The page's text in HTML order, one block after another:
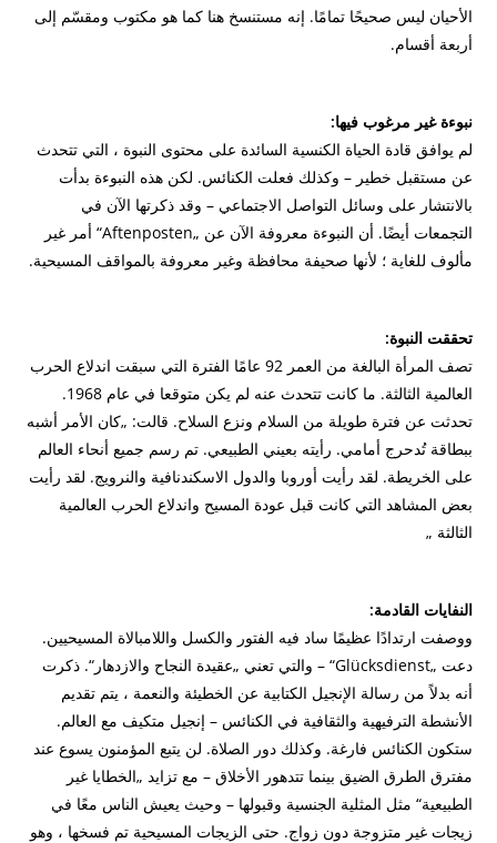
الأحيان ليس صحيحًا تمامًا. إنه مستنسخ هنا كما هو مكتوب ومقسّم إلى
أربعة أقسام.
نبوءة غير مرغوب فيها:
لم يوافق قادة الحياة الكنسية السائدة على محتوى النبوة ، التي تتحدث
عن مستقبل خطير – وكذلك فعلت الكنائس. لكن هذه النبوءة بدأت
بالانتشار على وسائل التواصل الاجتماعي – وقد ذكرتها الآن في
التجمعات أيضًا.
أن النبوءة معروفة الآن عن „Aftenposten“ أمر غير
مألوف للغاية ؛ لأنها صحيفة محافظة وغير معروفة بالمواقف المسيحية.
تحققت النبوة:
تصف المرأة البالغة من العمر 92 عامًا الفترة التي سبقت اندلاع الحرب
العالمية الثالثة. ما كانت تتحدث عنه لم يكن متوقعا في عام 1968.
تحدثت عن فترة طويلة من السلام ونزع السلاح. قالت: „كان الأمر أشبه
ببطاقة تُدحرج أمامي. رأيته بعيني الطبيعي. تم رسم جميع أنحاء العالم
على الخريطة. لقد رأيت أوروبا والدول الاسكندنافية والنرويج. لقد رأيت
بعض المشاهد التي كانت قبل عودة المسيح واندلاع الحرب العالمية
الثالثة „
النفايات القادمة:
ووصفت ارتدادًا عظيمًا ساد فيه الفتور والكسل واللامبالاة المسيحيين.
دعت „Glücksdienst“ – والتي تعني „عقيدة النجاح والازدهار“.
ذكرت
أنه بدلاً من رسالة الإنجيل الكتابية عن الخطيئة والنعمة ، يتم تقديم
الأنشطة الترفيهية والثقافية في الكنائس – إنجيل متكيف مع العالم.
ستكون الكنائس فارغة. وكذلك دور الصلاة. لن يتبع المؤمنون يسوع عند
مفترق الطرق الضيق بينما تتدهور الأخلاق – مع تزايد „الخطايا غير
الطبيعية“ مثل المثلية الجنسية وقبولها – وحيث يعيش الناس معًا في
زيجات غير متزوجة دون زواج. حتى الزيجات المسيحية تم فسخها ، وهو